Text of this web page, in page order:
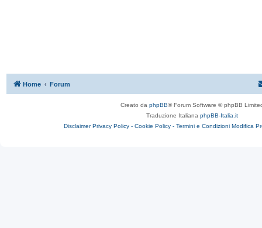
Home Forum
Creato da phpBB® Forum Software © phpBB
Traduzione Italiana phpBB-Italia.it
Disclaimer Privacy Policy - Cookie Policy - Termini e Condizioni Modifica